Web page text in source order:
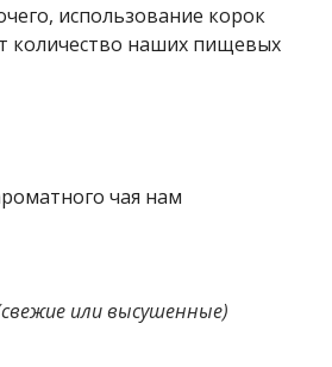
использование корок
количество наших пищевых
чая нам
или высушенные)